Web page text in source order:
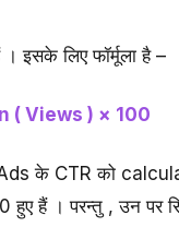
लिए फॉर्मूला है –
( Views ) × 100
के CTR को
। परन्तु , उन पर